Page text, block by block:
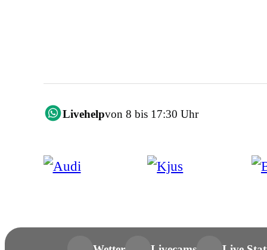
Livehelpvon 8 bis 17:30 Uhr